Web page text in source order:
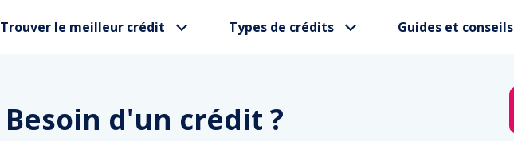
Trouver le meilleur crédit Types de crédits Guides et conseils
Besoin d'un crédit ?